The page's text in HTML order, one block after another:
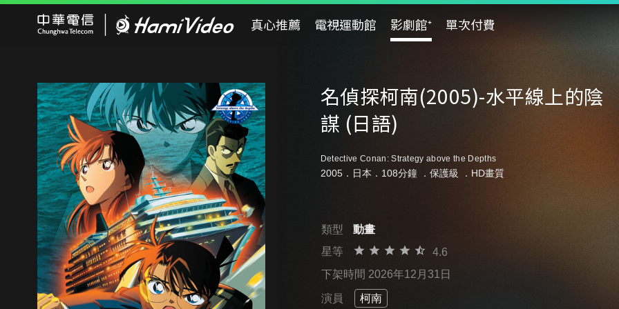
真心推薦 電視運動館 影劇館⁺ 單次付費
名偵探柯南(2005)-水平線上的陰
謀 (日語)
Detective Conan: Strategy above the Depths
2005．日本．108分鐘 ． 保護級 ．HD畫質
類型
動畫
星等
4.6
下架時間 2026年12月31日
演員 柯南